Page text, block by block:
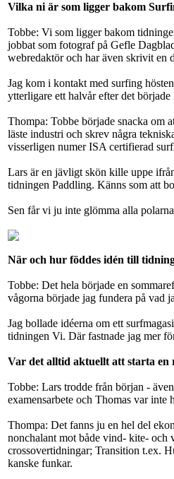
Vilka ni är som ligger bakom
Tobbe: Vi som ligger bakom
jobbat som fotograf på Gefle
webredaktör och har även skrivit en
Jag kom i kontakt med surfing
ytterligare ett halvår efter det
Thompa: Tobbe började snacka om
läste industri och skrev några
visserligen numer ISA certifierad
Lars är en jävligt skön kille uppe
tidningen Paddling. Känns som att
Sen får vi ju inte glömma alla
När och hur föddes idén till
Tobbe: Det hela började en
vågorna började jag fundera på vad
Jag bollade idéerna om ett
tidningen Vi. Där fastnade jag mer
Var det alltid aktuellt att starta
Tobbe: Lars trodde från början -
examensarbete och Thomas var inte
Thompa: Det fanns ju en hel del
nonchalant mot både vind- kite- och
crossovertidningar; Transition t.ex.
kanske funkar.